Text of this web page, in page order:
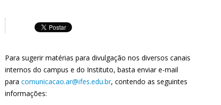
Para sugerir matérias para divulgação nos diversos canais
internos do campus e do Instituto, basta enviar e-mail
para comunicacao.ar@ifes.edu.br, contendo as seguintes
informações: